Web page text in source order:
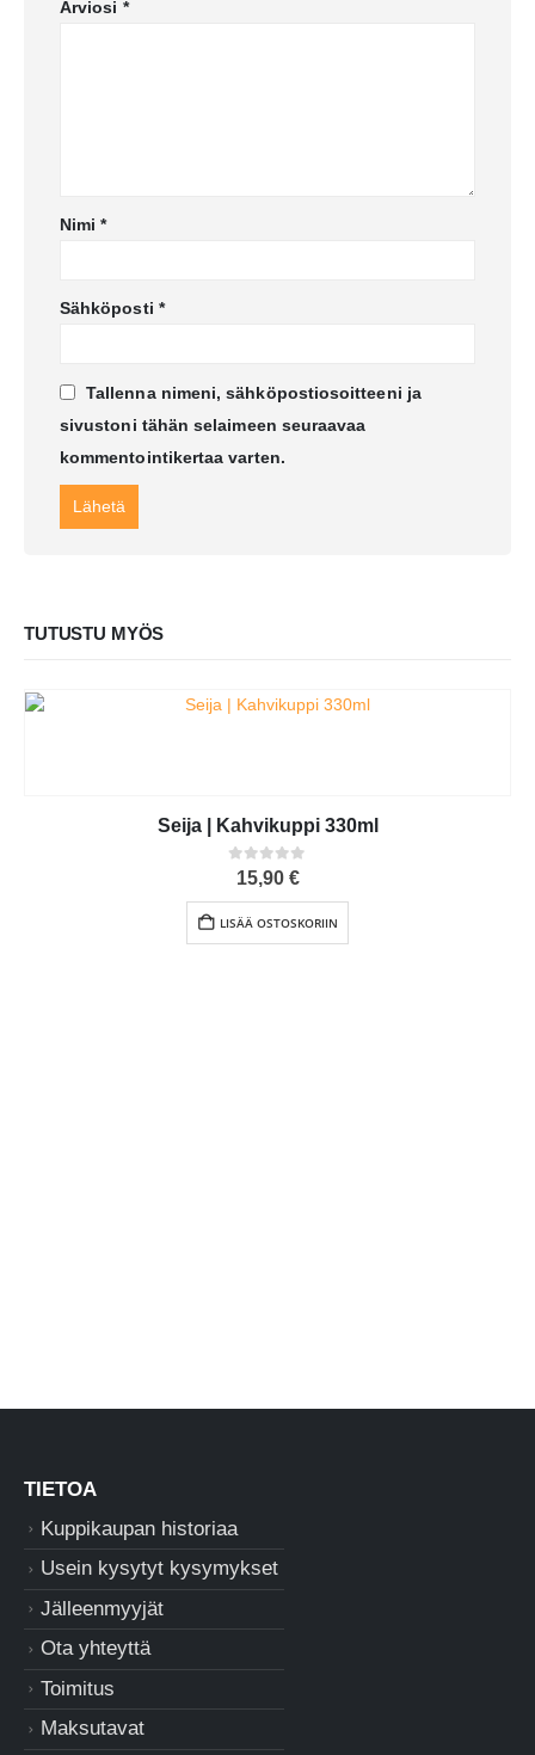
Arviosi *
Nimi*
Sähköposti *
Tallenna nimeni, sähköpostiosoitteeni ja
sivustoni tähän selaimeen seuraavaa
kommentointikertaa varten.
TUTUSTU MYÖS
Seija | Kahvikuppi 330ml
out of 5
15,90 €
LISÄÄ OSTOSKORIIN
TIETOA
Kuppikaupan historiaa
Usein kysytyt kysymykset
Jälleenmyyjät
Ota yhteyttä
Toimitus
Maksutavat